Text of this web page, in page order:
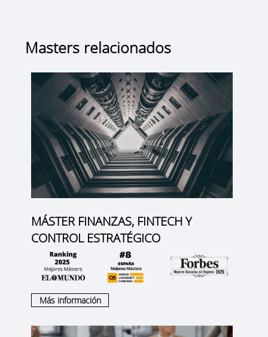
Masters relacionados
MÁSTER FINANZAS, FINTECH Y
CONTROL ESTRATÉGICO
Más información